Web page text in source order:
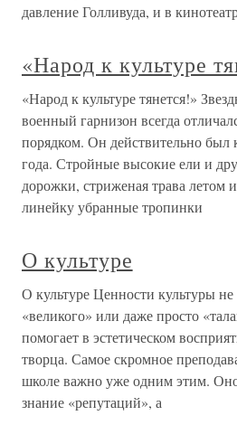
давление Голливуда, и в
«Народ к культуре
«Народ к культуре тянется!»
военный гарнизон всегда
порядком. Он действительно был
года. Стройные высокие ели и
дорожки, стриженая трава летом
линейку убранные тропинки
О культуре
О культуре Ценности культуры
«великого» или даже просто
помогает в эстетическом
творца. Самое скромное
школе важно уже одним этим.
знание «репутаций», а